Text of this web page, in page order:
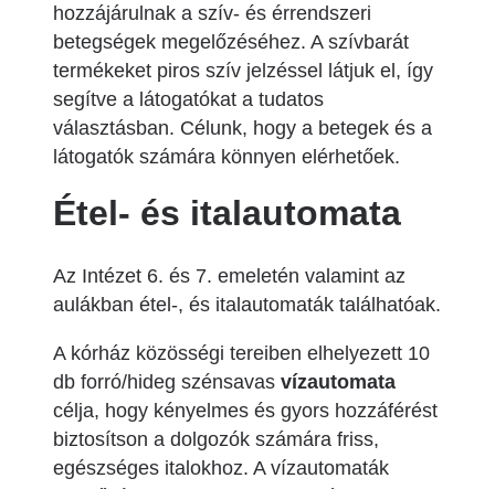
hozzájárulnak a szív- és érrendszeri
betegségek megelőzéséhez. A szívbarát
termékeket piros szív jelzéssel látjuk el, így
segítve a látogatókat a tudatos
választásban. Célunk, hogy a betegek és a
látogatók számára könnyen elérhetőek.
Étel- és italautomata
Az Intézet 6. és 7. emeletén valamint az
aulákban étel-, és italautomaták találhatóak.
A kórház közösségi tereiben elhelyezett 10
db forró/hideg szénsavas vízautomata
célja, hogy kényelmes és gyors hozzáférést
biztosítson a dolgozók számára friss,
egészséges italokhoz. A vízautomaták